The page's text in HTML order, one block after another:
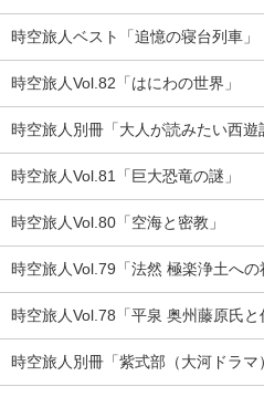
時空旅人ベスト「追憶の寝台列車」
時空旅人Vol.82「はにわの世界」
時空旅人別冊「大人が読みたい西遊
時空旅人Vol.81「巨大恐竜の謎」
時空旅人Vol.80「空海と密教」
時空旅人Vol.79「法然 極楽浄土への
時空旅人Vol.78「平泉 奥州藤原氏と
時空旅人別冊「紫式部（大河ドラマ